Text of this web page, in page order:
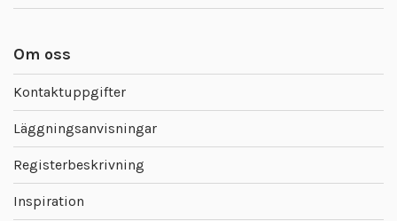
Om oss
Kontaktuppgifter
Läggningsanvisningar
Registerbeskrivning
Inspiration